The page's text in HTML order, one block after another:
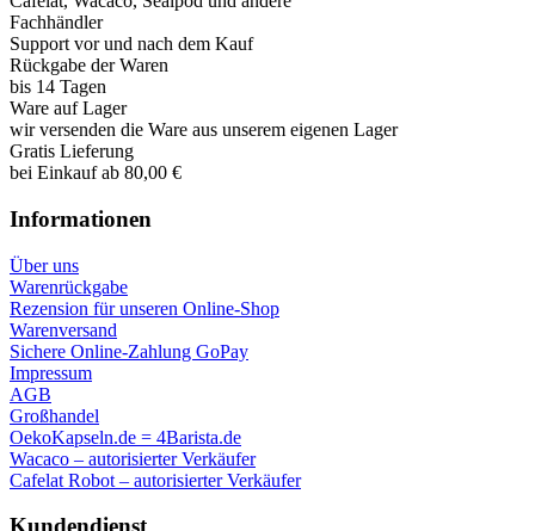
Fachhändler
Support vor und nach dem Kauf
Rückgabe der Waren
bis 14 Tagen
Ware auf Lager
wir versenden die Ware aus unserem eigenen Lager
Gratis Lieferung
bei Einkauf ab 80,00 €
Informationen
Über uns
Warenrückgabe
Rezension für unseren Online-Shop
Warenversand
Sichere Online-Zahlung GoPay
Impressum
AGB
Großhandel
OekoKapseln.de = 4Barista.de
Wacaco – autorisierter Verkäufer
Cafelat Robot – autorisierter Verkäufer
Kundendienst